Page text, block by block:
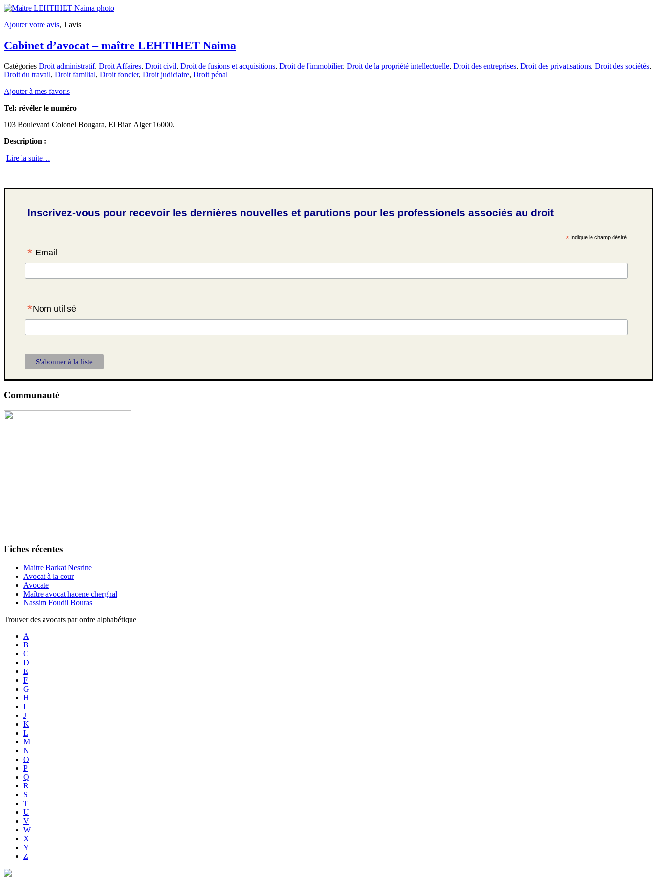
Ajouter votre avis, 1 avis
Cabinet d’avocat – maître LEHTIHET Naima
Catégories Droit administratif, Droit Affaires, Droit civil, Droit de fusions et acquisitions, Droit de l'immobilier, Droit de la propriété intellectuelle, Droit des entreprises, Droit des privatisations, Droit des sociétés,
Droit du travail, Droit familial, Droit foncier, Droit judiciaire, Droit pénal
Ajouter à mes favoris
Tel: révéler le numéro
103 Boulevard Colonel Bougara, El Biar, Alger 16000.
Description :
Lire la suite…
Inscrivez-vous pour recevoir les dernières nouvelles et parutions pour les professionels associés au droit
*Indique le champ désiré
* Email
*Nom utilisé
Communauté
Fiches récentes
Maitre Barkat Nesrine
Avocat à la cour
Avocate
Maître avocat hacene cherghal
Nassim Foudil Bouras
Trouver des avocats par ordre alphabétique
A
B
C
D
E
F
G
H
I
J
K
L
M
N
O
P
Q
R
S
T
U
V
W
X
Y
Z